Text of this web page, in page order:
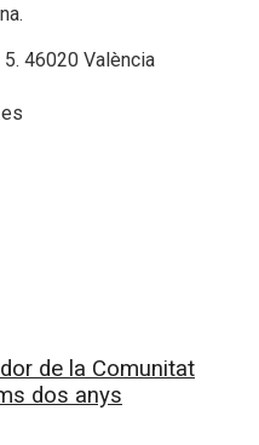
46020 València
de la Comunitat
dos anys